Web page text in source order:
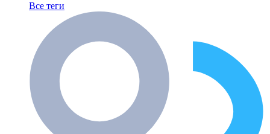
Все теги